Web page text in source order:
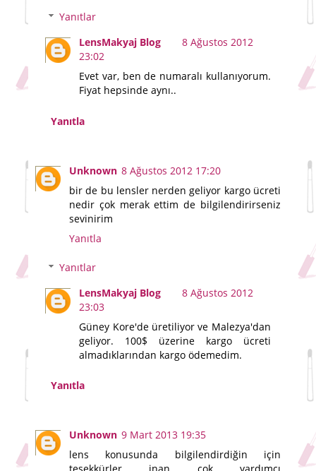
Yanıtlar
LensMakyaj Blog
8 Ağustos 2012
23:02
Evet var, ben de numaralı kullanıyorum.
Fiyat hepsinde aynı..
Yanıtla
Unknown 8 Ağustos 2012 17:20
bir de bu lensler nerden geliyor kargo ücreti
nedir çok merak ettim de bilgilendirirseniz
sevinirim
Yanıtla
Yanıtlar
LensMakyaj Blog
8 Ağustos 2012
23:03
Güney Kore'de üretiliyor ve Malezya'dan
geliyor. 100$ üzerine kargo ücreti
almadıklarından kargo ödemedim.
Yanıtla
Unknown 9 Mart 2013 19:35
lens konusunda bilgilendirdiğin için